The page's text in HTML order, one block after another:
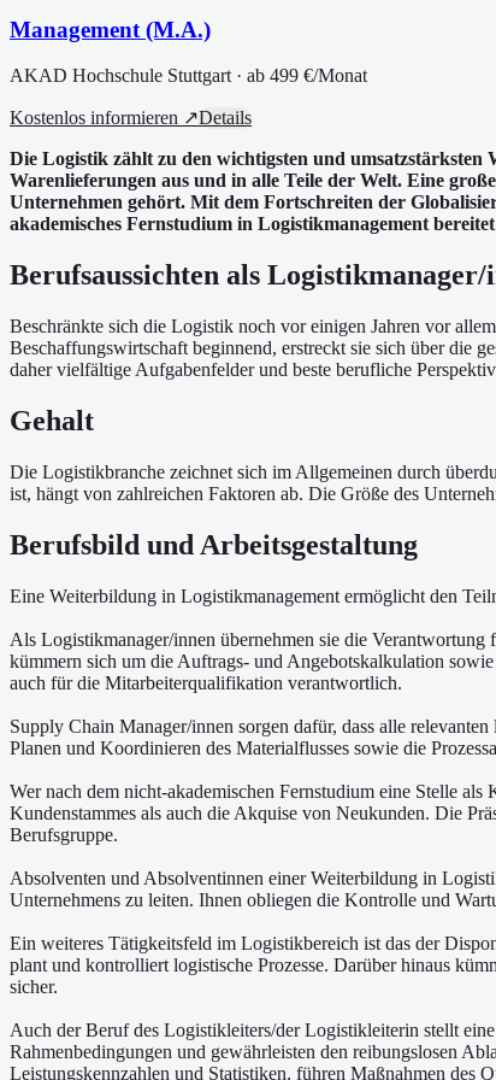
Management (M.A.)
AKAD Hochschule Stuttgart · ab 499 €/Monat
Kostenlos informieren ↗Details
Die Logistik zählt zu den wichtigsten und
Warenlieferungen aus und in alle Teile der Welt. Eine
Unternehmen gehört. Mit dem Fortschreiten der
akademisches Fernstudium in Logistikmanagement
Berufsaussichten als Logistikmanager/
Beschränkte sich die Logistik noch vor einigen Jahren vor
Beschaffungswirtschaft beginnend, erstreckt sie sich über die
daher vielfältige Aufgabenfelder und beste berufliche
Gehalt
Die Logistikbranche zeichnet sich im Allgemeinen durch
ist, hängt von zahlreichen Faktoren ab. Die Größe des
Berufsbild und Arbeitsgestaltung
Eine Weiterbildung in Logistikmanagement ermöglicht den
Als Logistikmanager/innen übernehmen sie die
kümmern sich um die Auftrags- und Angebotskalkulation
auch für die Mitarbeiterqualifikation verantwortlich.
Supply Chain Manager/innen sorgen dafür, dass alle
Planen und Koordinieren des Materialflusses sowie die
Wer nach dem nicht-akademischen Fernstudium eine Stelle
Kundenstammes als auch die Akquise von Neukunden. Die
Berufsgruppe.
Absolventen und Absolventinnen einer Weiterbildung in
Unternehmens zu leiten. Ihnen obliegen die Kontrolle und
Ein weiteres Tätigkeitsfeld im Logistikbereich ist das der
plant und kontrolliert logistische Prozesse. Darüber hinaus
sicher.
Auch der Beruf des Logistikleiters/der Logistikleiterin stellt
Rahmenbedingungen und gewährleisten den reibungslosen
Leistungskennzahlen und Statistiken, führen Maßnahmen des